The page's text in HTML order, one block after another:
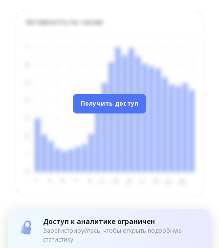
Активность по часам
Получить доступ
Доступ к аналитике ограничен
Зарегистрируйтесь, чтобы открыть подробную
статистику